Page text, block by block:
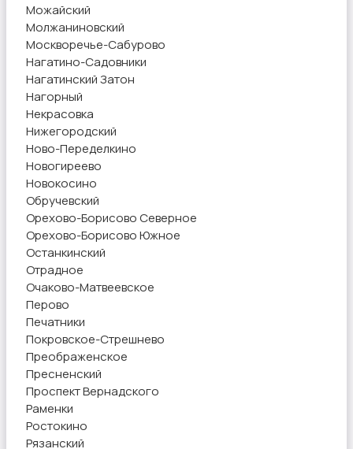
Можайский
Молжаниновский
Москворечье-Сабурово
Нагатино-Садовники
Нагатинский Затон
Нагорный
Некрасовка
Нижегородский
Ново-Переделкино
Новогиреево
Новокосино
Обручевский
Орехово-Борисово Северное
Орехово-Борисово Южное
Останкинский
Отрадное
Очаково-Матвеевское
Перово
Печатники
Покровское-Стрешнево
Преображенское
Пресненский
Проспект Вернадского
Раменки
Ростокино
Рязанский